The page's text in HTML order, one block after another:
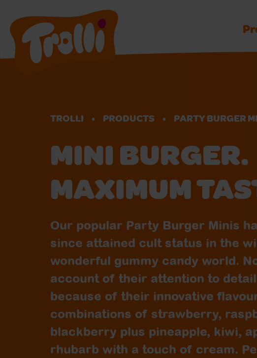
TROLLI PRODUCTS PARTY BURGER
MINI BURGER.
MAXIMUM
Our popular Party Burger Minis
since attained cult status in the
wonderful gummy candy world.
account of their attention to
because of their innovative
combinations of strawberry,
blackberry plus pineapple, kiwi,
rhubarb with a touch of cream.